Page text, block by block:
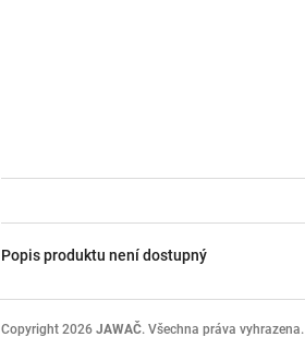
Popis produktu není dostupný
Copyright 2026 JAWAČ. Všechna práva vyhrazena.